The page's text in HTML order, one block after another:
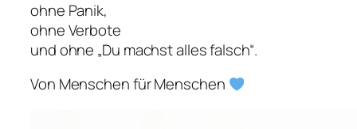
ohne Panik,
ohne Verbote
und ohne „Du machst alles falsch“.
Von Menschen für Menschen